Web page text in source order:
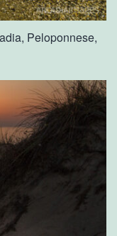
Peloponnese,